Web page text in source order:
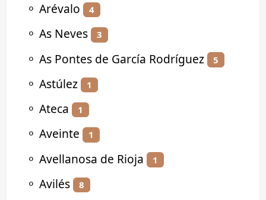
⚬ Arévalo 4
⚬ As Neves 3
⚬ As Pontes de García Rodríguez 5
⚬ Astúlez 1
⚬ Ateca 1
⚬ Aveinte 1
⚬ Avellanosa de Rioja 1
⚬ Avilés 8